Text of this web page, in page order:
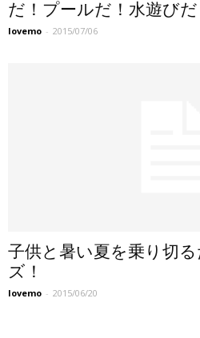
だ！プールだ！水遊びだ
lovemo - 2015/07/06
子供と暑い夏を乗り切
ズ！
lovemo - 2015/06/20